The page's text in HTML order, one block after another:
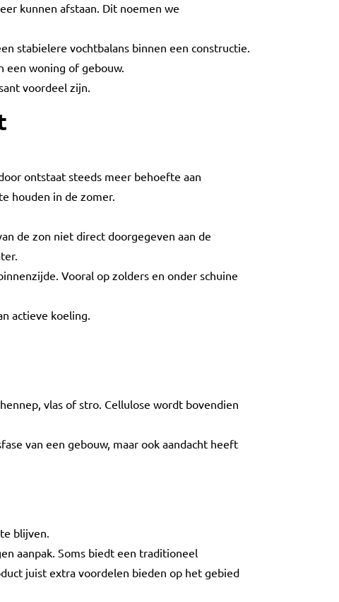
kunnen afstaan. Dit noemen we
stabielere vochtbalans binnen een constructie.
een woning of gebouw.
voordeel zijn.
ontstaat steeds meer behoefte aan
houden in de zomer.
de zon niet direct doorgegeven aan de
Vooral op zolders en onder schuine
actieve koeling.
vlas of stro. Cellulose wordt bovendien
van een gebouw, maar ook aandacht heeft
blijven.
aanpak. Soms biedt een traditioneel
juist extra voordelen bieden op het gebied